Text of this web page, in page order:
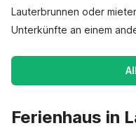
Lauterbrunnen oder
Unterkünfte an einem
Ferienhaus in